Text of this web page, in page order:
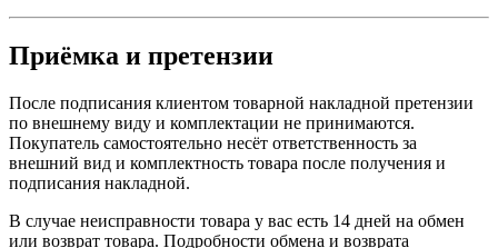
Приёмка и претензии
После подписания клиентом товарной накладной претензии
по внешнему виду и комплектации не принимаются.
Покупатель самостоятельно несёт ответственность за
внешний вид и комплектность товара после получения и
подписания накладной.
В случае неисправности товара у вас есть 14 дней на обмен
или возврат товара. Подробности обмена и возврата